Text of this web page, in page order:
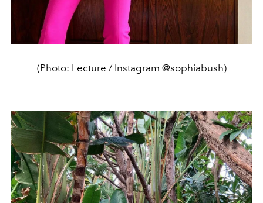
(Photo: Lecture / Instagram @sophiabush)